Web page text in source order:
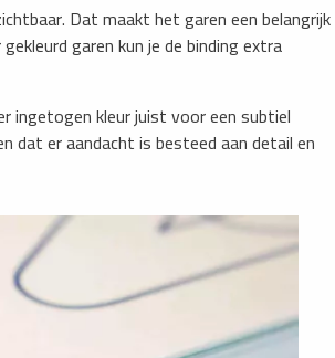
Dat maakt het garen een belangrijk
garen kun je de binding extra
ingetogen kleur juist voor een subtiel
dat er aandacht is besteed aan detail en